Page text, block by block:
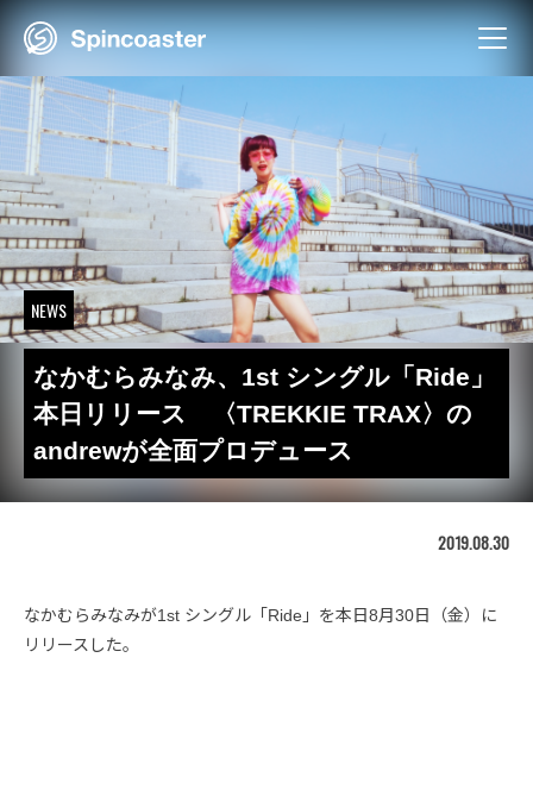
Skip
NEWS
なかむらみなみ、1st シングル「Ride」
本日リリース 〈TREKKIE TRAX〉の
andrewが全面プロデュース
2019.08.30
なかむらみなみが1st シングル「Ride」を本日8月30日（金）に
リリースした。